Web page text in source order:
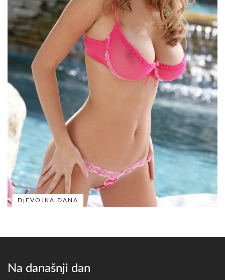
DjEVOJKA DANA
Na današnji dan